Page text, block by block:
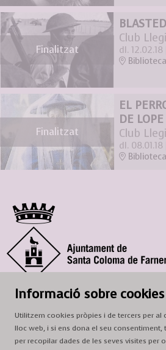
Finalitzat
Club
dl. 12.02.18
Finalitzat
EL
DE
Club
dl. 08.01.18
© Ajuntament de Santa Coloma de Farners
Adreça: c. del Prat, 16, 17430 Santa Coloma de
Informació sobre cookies
Utilitzem cookies pròpies i de tercers per al
lloc web, i si ens dona el seu
per recopilar dades de les seves visites per